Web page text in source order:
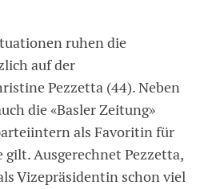
ruhen die
auf der
Pezzetta (44). Neben
die «Basler Zeitung»
als Favoritin für
Ausgerechnet Pezzetta,
Vizepräsidentin schon viel